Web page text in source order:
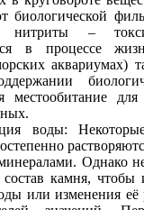
биологической
–
в процессе
аквариумах)
местообитание
воды:
Однако
камня, чтобы
или изменения